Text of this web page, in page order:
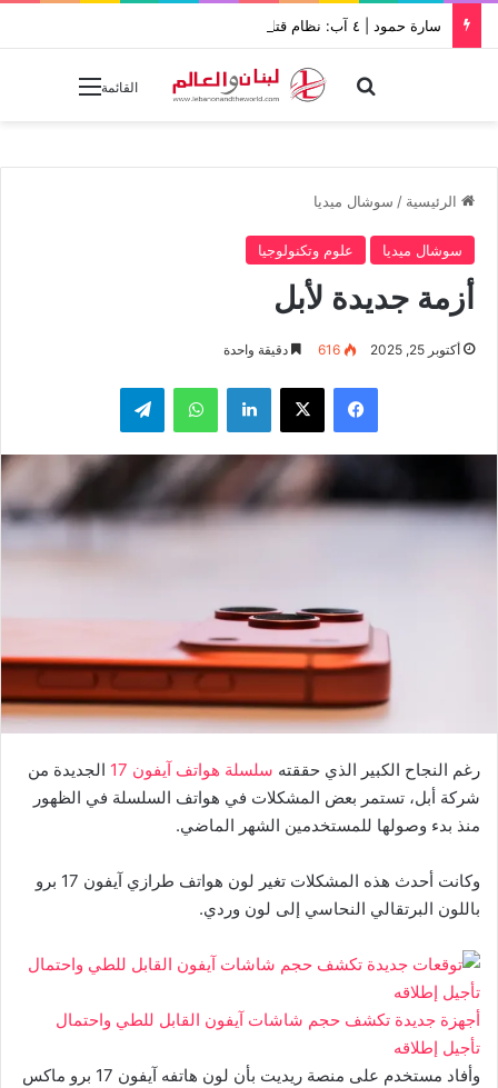
القائمة
الرئيسية / سوشال ميديا
سوشال ميديا علوم وتكنولوجيا
أزمة جديدة لأبل
أكتوبر 25, 2025 616 دقيقة واحدة
فيسبوك لينكدإن واتساب
رغم النجاح الكبير الذي حققته سلسلة هواتف آيفون 17
الجديدة من
شركة أبل، تستمر بعض المشكلات في هواتف السلسلة في الظهور
منذ بدء وصولها للمستخدمين الشهر الماضي.
وكانت أحدث هذه المشكلات تغير لون هواتف طرازي آيفون 17 برو
باللون البرتقالي النحاسي إلى لون وردي.
أجهزة جديدة تكشف حجم شاشات آيفون القابل للطي واحتمال
تأجيل إطلاقه
وأفاد مستخدم على منصة ريديت بأن لون هاتفه آيفون 17 برو ماكس